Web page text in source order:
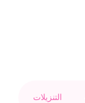
التنزيلات